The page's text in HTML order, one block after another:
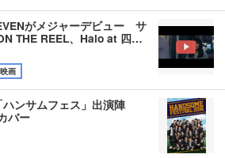
がメジャーデビュー サ
THE REEL、Halo at 四…
映画
ンサムフェス」出演陣
バー